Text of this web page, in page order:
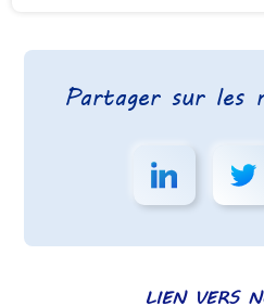
Partager sur les
LIEN VERS